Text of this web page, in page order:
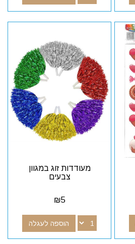
מעודדות זוג במגוון
צבעים
₪5
הוספה לעגלה